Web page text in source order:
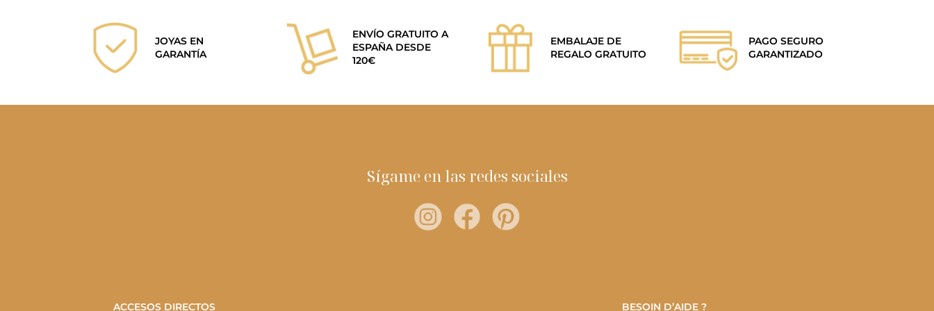
JOYAS EN
GARANTÍA
ENVÍO GRATUITO A
ESPAÑA DESDE
120€
EMBALAJE DE
REGALO GRATUITO
PAGO SEGURO
GARANTIZADO
Sígame en las redes sociales
ACCESOS DIRECTOS BESOIN D’AIDE ?